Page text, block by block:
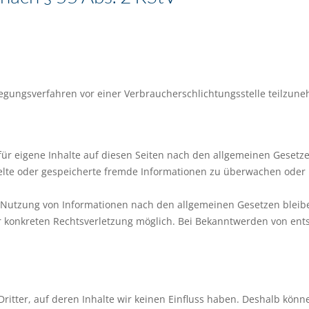
vor einer Verbraucherschlichtungsstelle
eigene Inhalte auf diesen Seiten nach den allgemeinen
oder gespeicherte fremde Informationen zu überwachen
von Informationen nach den allgemeinen Gesetzen
Rechtsverletzung möglich. Bei Bekanntwerden von
auf deren Inhalte wir keinen Einfluss haben. Deshalb